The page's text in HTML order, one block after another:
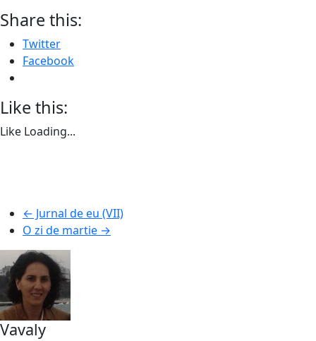
Share this:
Twitter
Facebook
Like this:
Like Loading...
← Jurnal de eu (VII)
O zi de martie →
Vavaly